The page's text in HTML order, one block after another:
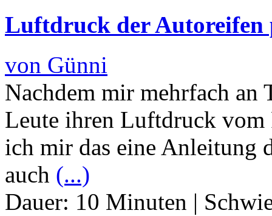
Luftdruck der Autoreifen
von Günni
Nachdem mir mehrfach an
Leute ihren Luftdruck vom
ich mir das eine Anleitung
auch (...)
Dauer: 10 Minuten |